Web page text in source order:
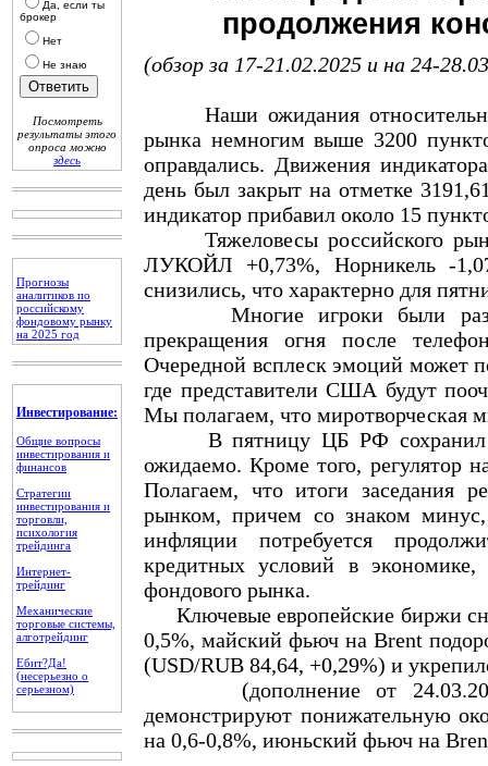
Да, если ты
брокер
Нет
Не знаю
Посмотреть
результаты этого
опроса можно
здесь
Прогнозы
аналитиков по
российскому
фондовому рынку
на 2025 год
Инвестирование:
Общие вопросы
инвестирования и
финансов
Стратегии
инвестирования и
торговли,
психология
трейдинга
Интернет-
трейдинг
Механические
торговые системы,
алготрейдинг
Ебит?Да!
(несерьезно о
серьезном)
продолжения
(обзор за 17-21.02.2025 и на 24-
Наши ожидания относительно
рынка немногим выше 3200
оправдались. Движения
день был закрыт на отметке
индикатор прибавил около 15
Тяжеловесы российского
ЛУКОЙЛ +0,73%, Норникель -
снизились, что характерно для
Многие игроки были
прекращения огня после
Очередной всплеск эмоций может
где представители США будут
Мы полагаем, что миротворческая
В пятницу ЦБ РФ сохранил
ожидаемо. Кроме того, регулятор
Полагаем, что итоги заседания
рынком, причем со знаком
инфляции потребуется
кредитных условий в экономике,
фондового рынка.
Ключевые европейские биржи
0,5%, майский фьюч на Brent
(USD/RUB 84,64, +0,29%) и
(дополнение от
демонстрируют понижательную
на 0,6-0,8%, июньский фьюч на